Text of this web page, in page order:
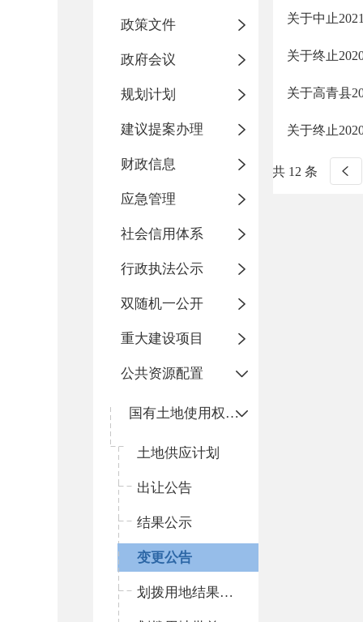
政策文件
政府会议
规划计划
建议提案办理
财政信息
应急管理
社会信用体系
行政执法公示
双随机一公开
重大建设项目
公共资源配置
国有土地使用权出让和划拨
土地供应计划
出让公告
结果公示
变更公告
划拨用地结果公示
关于中止
关于终止
关于高青县
关于终止
共 12 条